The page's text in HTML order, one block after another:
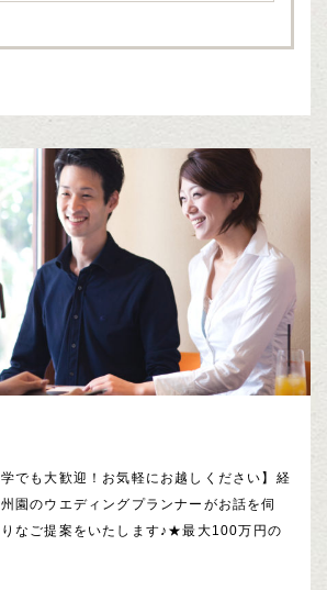
学でも大歓迎！お気軽にお越しください】経
園のウエディングプランナーがお話を伺
なご提案をいたします♪★最大100万円の